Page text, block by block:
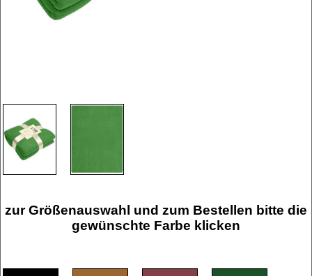
zur Größenauswahl und zum Bestellen bitte die
gewünschte Farbe klicken